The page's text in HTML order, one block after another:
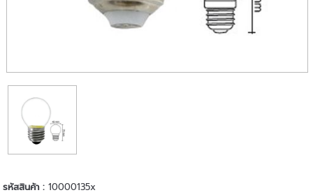
รหัสสินค้า :10000135x